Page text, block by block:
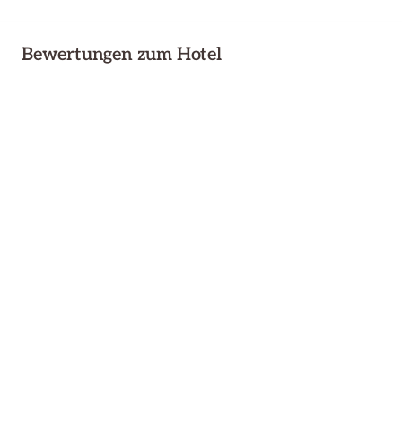
Bewertungen zum Hotel